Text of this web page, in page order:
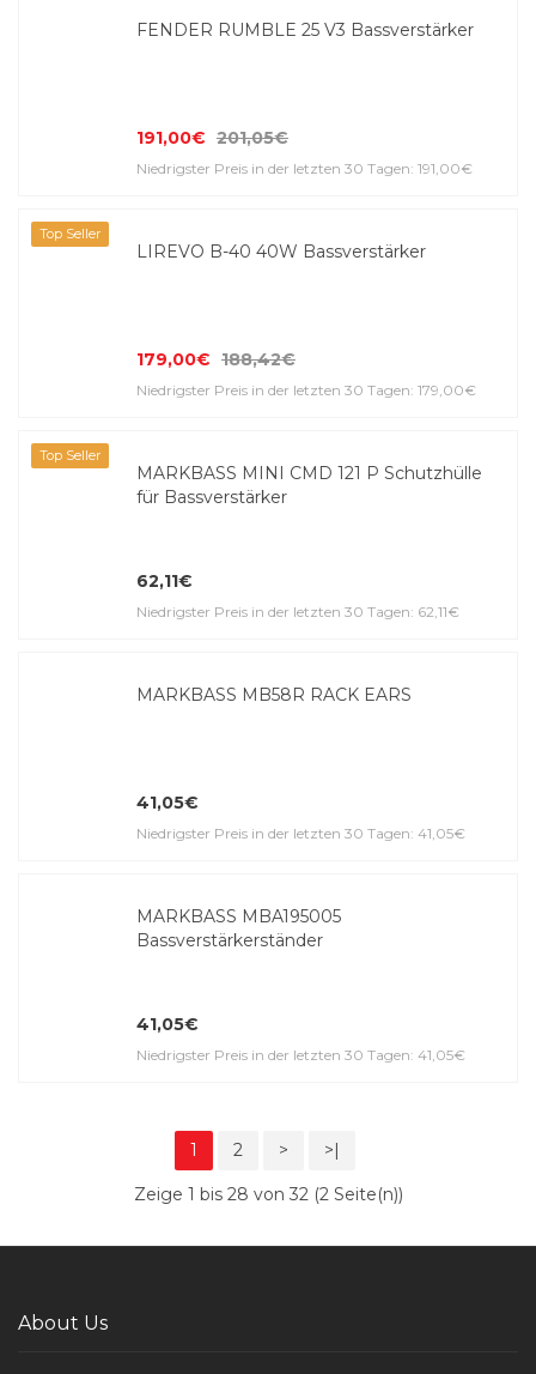
FENDER RUMBLE 25 V3 Bass­ver­stärker
191,00€ 201,05€
Niedrigster Preis in der letzten 30 Tagen: 191,00€
Top Seller
LIREVO B-40 40W Bass­ver­stärker
179,00€ 188,42€
Niedrigster Preis in der letzten 30 Tagen: 179,00€
Top Seller
MARKBASS MINI CMD 121 P Schutzhülle
für Bassverstärker
62,11€
Niedrigster Preis in der letzten 30 Tagen: 62,11€
MARKBASS MB58R RACK EARS
41,05€
Niedrigster Preis in der letzten 30 Tagen: 41,05€
MARKBASS MBA195005
Bassverstärkerständer
41,05€
Niedrigster Preis in der letzten 30 Tagen: 41,05€
1 2 > >|
Zeige 1 bis 28 von 32 (2 Seite(n))
About Us